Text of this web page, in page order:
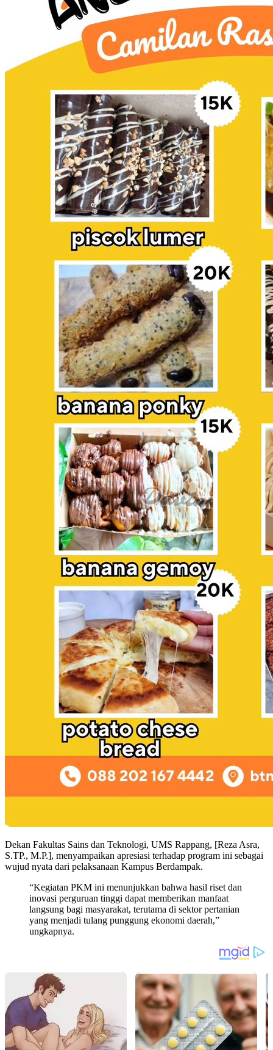
Dekan Fakultas Sains dan Teknologi, UMS Rappang, [Reza Asra,
S.TP., M.P.], menyampaikan apresiasi terhadap program ini sebagai
wujud nyata dari pelaksanaan Kampus Berdampak.
“Kegiatan PKM ini menunjukkan bahwa hasil riset dan
inovasi perguruan tinggi dapat memberikan manfaat
langsung bagi masyarakat, terutama di sektor pertanian
yang menjadi tulang punggung ekonomi daerah,”
ungkapnya.